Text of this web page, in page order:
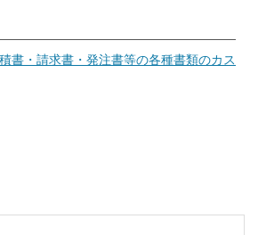
書・請求書・発注書等の各種書類のカス